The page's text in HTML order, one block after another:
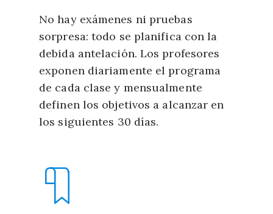
No hay exámenes ni pruebas
sorpresa: todo se planifica con la
debida antelación. Los profesores
exponen diariamente el programa
de cada clase y mensualmente
definen los objetivos a alcanzar en
los siguientes 30 días.